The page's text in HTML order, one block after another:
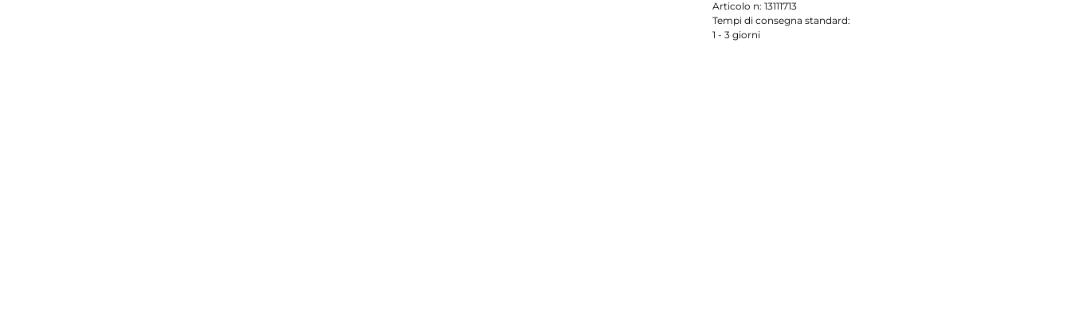
Articolo n: 13111713
Tempi di consegna standard:
1 - 3 giorni